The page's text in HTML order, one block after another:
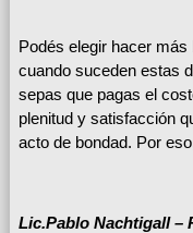
Podés elegir hacer
cuando suceden estas
sepas que pagas el
plenitud y satisfacción
acto de bondad. Por
Lic.Pablo Nachtigall –